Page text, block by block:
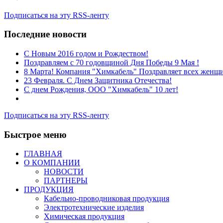
Подписаться на эту RSS-ленту
Последние новости
C Новым 2016 годом и Рождеством!
Поздравляем с 70 годовщиной Дня Победы 9 Мая !
8 Марта! Компания "Химкабель" Поздравляет всех
23 Февраля. С Днем Защитника Отечества!
С днем Рождения, ООО "Химкабель" 10 лет!
Подписаться на эту RSS-ленту
Быстрое меню
ГЛАВНАЯ
О КОМПАНИИ
НОВОСТИ
ПАРТНЕРЫ
ПРОДУКЦИЯ
Кабельно-проводниковая продукция
Электротехнические изделия
Химическая продукция